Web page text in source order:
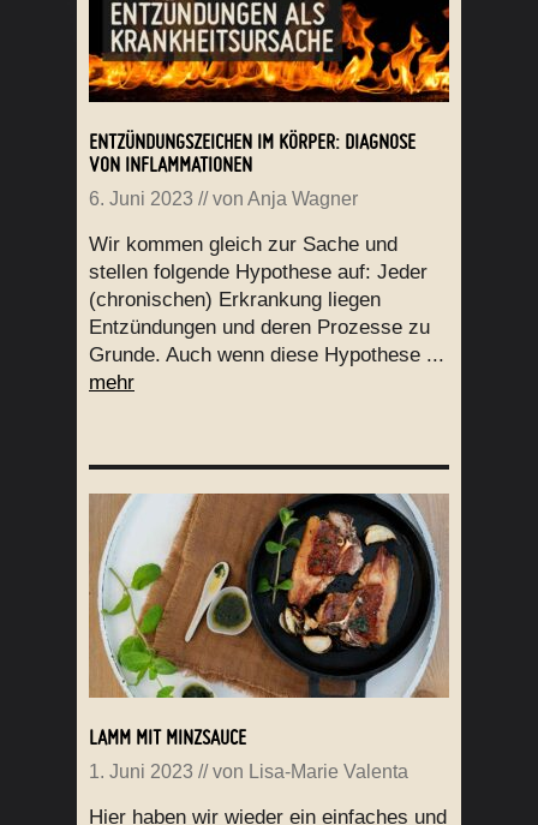
ENTZÜNDUNGSZEICHEN IM KÖRPER: DIAGNOSE
VON INFLAMMATIONEN
6. Juni 2023 // von Anja Wagner
Wir kommen gleich zur Sache und
stellen folgende Hypothese auf: Jeder
(chronischen) Erkrankung liegen
Entzündungen und deren Prozesse zu
Grunde. Auch wenn diese Hypothese ...
mehr
LAMM MIT MINZSAUCE
1. Juni 2023 // von Lisa-Marie Valenta
Hier haben wir wieder ein einfaches und